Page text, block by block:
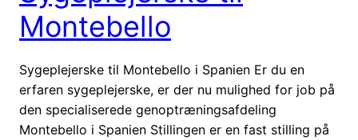
Montebello
Sygeplejerske til Montebello i Spanien Er du en
erfaren sygeplejerske, er der nu mulighed for job på
den specialiserede genoptræningsafdeling
Montebello i Spanien Stillingen er en fast stilling på